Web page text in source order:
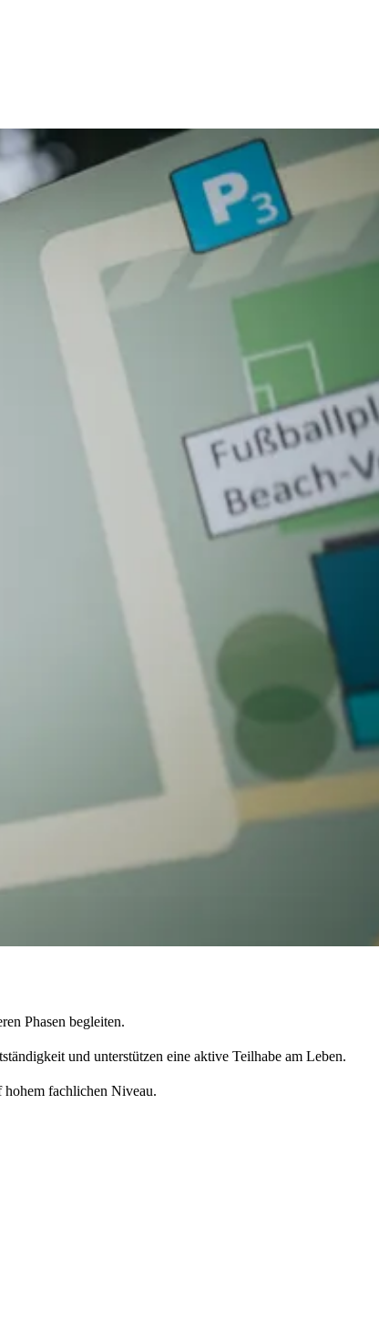
Phasen begleiten.
und unterstützen eine aktive Teilhabe am Leben.
fachlichen Niveau.